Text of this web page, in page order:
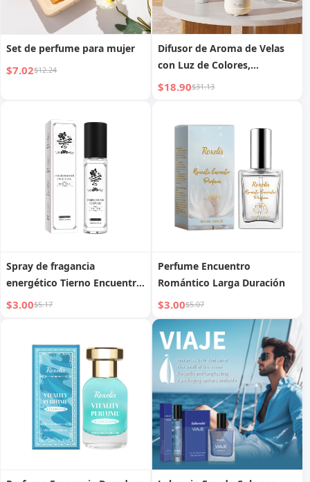
Set de perfume para mujer
$7.02$12.24
Difusor de Aroma de Velas
con Luz de Colores,
Humidificador, Pulverizador
Nocturna para el Hogar
$18.90$31.13
Spray de fragancia
energético Tierno Encuentro
de alta venta
femenino con feromonas
elegantes
$3.00$5.17
Perfume Encuentro
Romántico Larga Duración
$3.00$5.07